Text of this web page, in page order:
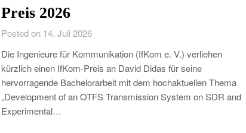
Preis 2026
Posted on 14. Juli 2026
Die Ingenieure für Kommunikation (IfKom e. V.) verliehen
kürzlich einen IfKom-Preis an David Didas für seine
hervorragende Bachelorarbeit mit dem hochaktuellen Thema
„Development of an OTFS Transmission System on SDR and
Experimental…